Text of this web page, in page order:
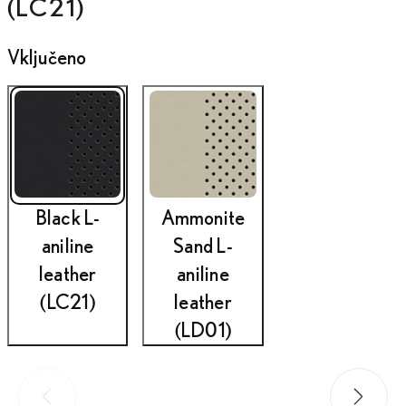
(LC21)
Vključeno
Black L-
aniline
leather
(LC21)
Ammonite
Sand L-
aniline
leather
(LD01)